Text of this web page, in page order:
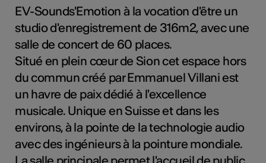
EV-Sounds'Emotion à la vocation d'être un
studio d'enregistrement de 316m2, avec une
salle de concert de 60 places.
Situé en plein cœur de Sion cet espace hors
du commun créé par Emmanuel Villani est
un havre de paix dédié à l'excellence
musicale. Unique en Suisse et dans les
environs, à la pointe de la technologie audio
avec des ingénieurs à la pointure mondiale.